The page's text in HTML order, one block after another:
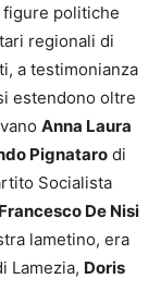
politiche
regionali di
a testimonianza
estendono oltre
Anna Laura
Pignataro di
Socialista
Francesco De Nisi
lametino, era
Lamezia, Doris